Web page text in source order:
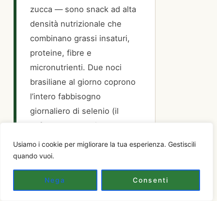
Usiamo i cookie per migliorare la tua esperienza. Gestiscili
quando vuoi.
Nega Consenti
zucca — sono snack ad alta
densità nutrizionale che
combinano grassi insaturi,
proteine, fibre e
micronutrienti. Due noci
brasiliane al giorno coprono
l’intero fabbisogno
giornaliero di selenio (il
cofattore essenziale per la
tiroide e la conversione di T4
in T3). Un piccolo sacchetto
da 200g di noci miste costaa
circa 3-4 euro e copre due